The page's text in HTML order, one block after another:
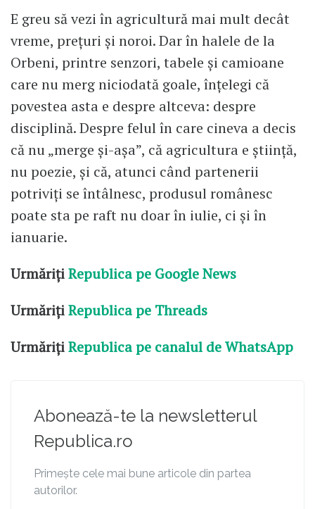
E greu să vezi în agricultură mai mult decât
vreme, prețuri și noroi. Dar în halele de la
Orbeni, printre senzori, tabele și camioane
care nu merg niciodată goale, înțelegi că
povestea asta e despre altceva: despre
disciplină. Despre felul în care cineva a decis
că nu „merge și-așa”, că agricultura e știință,
nu poezie, și că, atunci când partenerii
potriviți se întâlnesc, produsul românesc
poate sta pe raft nu doar în iulie, ci și în
ianuarie.
UrmărițiRepublica pe Google News
UrmărițiRepublica pe Threads
UrmărițiRepublica pe canalul de WhatsApp
Abonează-te la newsletterul
Republica.ro
Primește cele mai bune articole din partea
autorilor.